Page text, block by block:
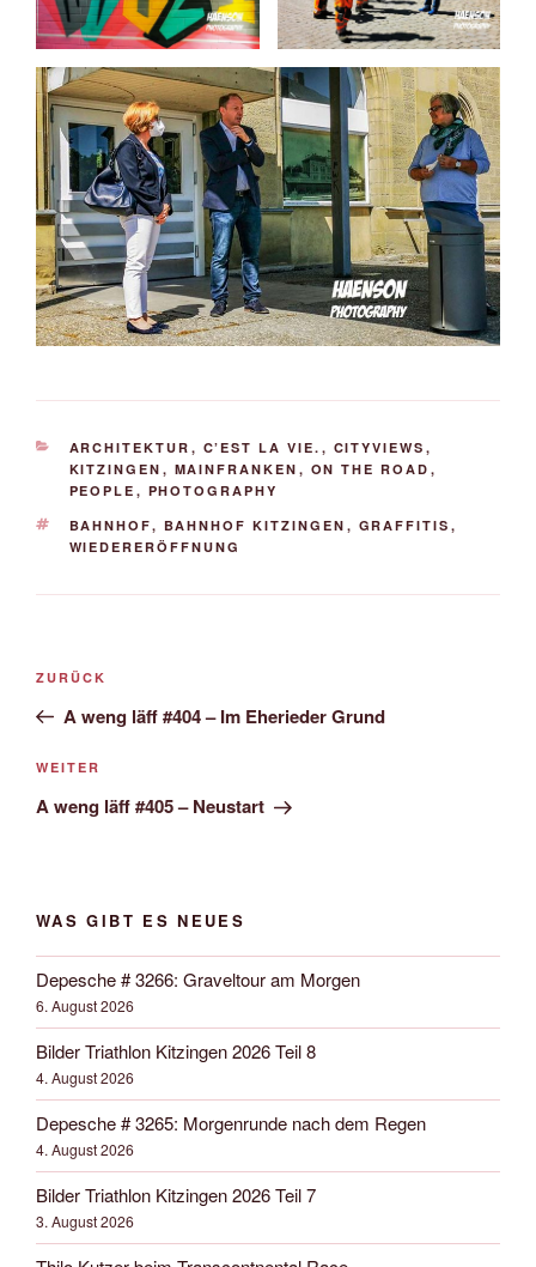
KATEGORIEN
ARCHITEKTUR , C’EST LA VIE. , CITYVIEWS ,
KITZINGEN , MAINFRANKEN , ON THE ROAD ,
PEOPLE , PHOTOGRAPHY
SCHLAGWÖRTER
BAHNHOF, BAHNHOF KITZINGEN , GRAFFITIS ,
WIEDERERÖFFNUNG
Beitrags-
Vorheriger
Beitrag
ZURÜCK
A weng läff #404 – Im Eherieder Grund
Nächster
Beitrag
WEITER
A weng läff #405 – Neustart
WAS GIBT ES NEUES
Depesche # 3266: Graveltour am Morgen
6. August 2026
Bilder Triathlon Kitzingen 2026 Teil 8
4. August 2026
Depesche # 3265: Morgenrunde nach dem Regen
4. August 2026
Bilder Triathlon Kitzingen 2026 Teil 7
3. August 2026